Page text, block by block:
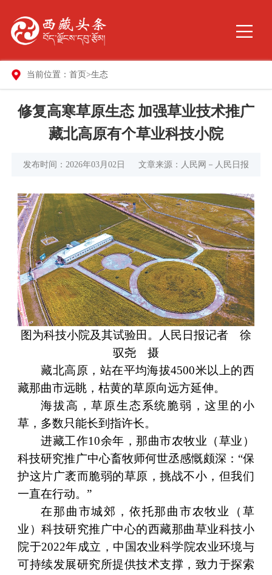
当前位置： 首页 >生态
修复高寒草原生态 加强草业技术推广
藏北高原有个草业科技小院
发布时间：2026年03月02日 文章来源：人民网－人民日报
图为科技小院及其试验田。人民日报记者 徐
驭尧 摄
藏北高原，站在平均海拔4500米以上的西
藏那曲市远眺，枯黄的草原向远方延伸。
海拔高，草原生态系统脆弱，这里的小
草，多数只能长到指许长。
进藏工作10余年，那曲市农牧业（草业）
科技研究推广中心畜牧师何世丞感慨颇深：“保
护这片广袤而脆弱的草原，挑战不小，但我们
一直在行动。”
在那曲市城郊，依托那曲市农牧业（草
业）科技研究推广中心的西藏那曲草业科技小
院于2022年成立，中国农业科学院农业环境与
可持续发展研究所提供技术支撑，致力于探索